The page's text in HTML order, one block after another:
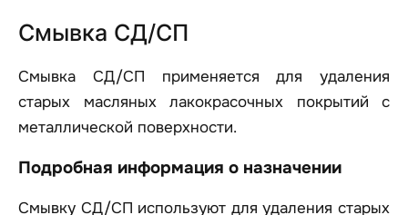
Смывка СД/СП
Смывка СД/СП применяется для удаления
старых масляных лакокрасочных покрытий с
металлической поверхности.
Подробная информация о назначении
Смывку СД/СП используют для удаления старых